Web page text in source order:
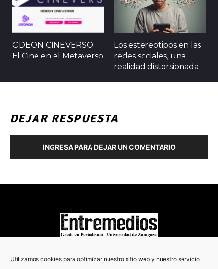
Utilizamos cookies para optimizar nuestro sitio web y nuestro servicio.
ODEON CINEVERSO:
El Cine en el Metaverso
Los estereotipos en las
redes sociales, una
realidad distorsionada
DEJAR RESPUESTA
INGRESA PARA DEJAR UN COMENTARIO